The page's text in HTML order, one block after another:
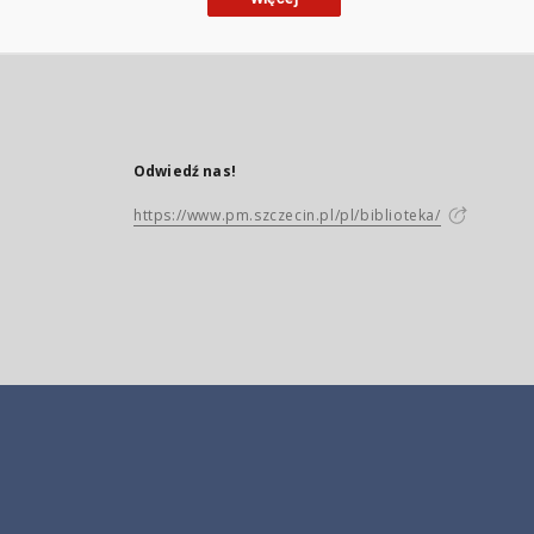
Odwiedź nas!
https://www.pm.szczecin.pl/pl/biblioteka/